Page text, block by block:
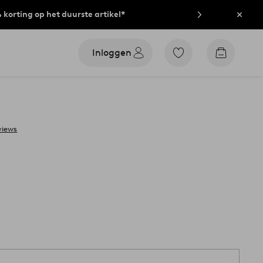
korting op het duurste artikel*
Inloggen
Ga
Go